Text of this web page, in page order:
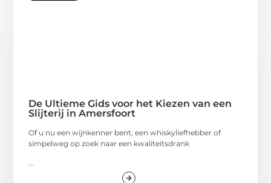
De Ultieme Gids voor het Kiezen van een
Slijterij in Amersfoort
Of u nu een wijnkenner bent, een whiskyliefhebber of
simpelweg op zoek naar een kwaliteitsdrank